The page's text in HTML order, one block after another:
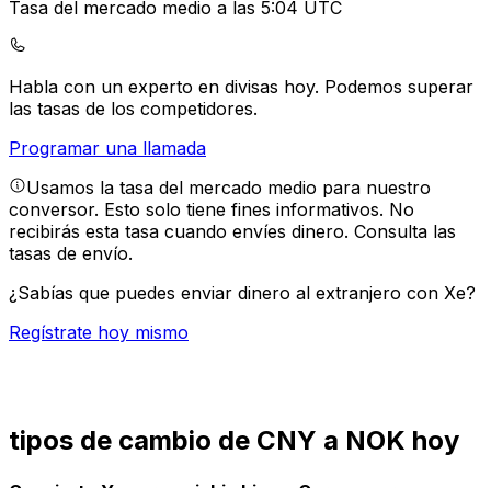
Tasa del mercado medio a las 5:04 UTC
Habla con un experto en divisas hoy. Podemos superar
las tasas de los competidores.
Programar una llamada
Usamos la tasa del mercado medio para nuestro
conversor. Esto solo tiene fines informativos. No
recibirás esta tasa cuando envíes dinero. Consulta las
tasas de envío.
¿Sabías que puedes enviar dinero al extranjero con Xe?
Regístrate hoy mismo
tipos de cambio de CNY a NOK hoy